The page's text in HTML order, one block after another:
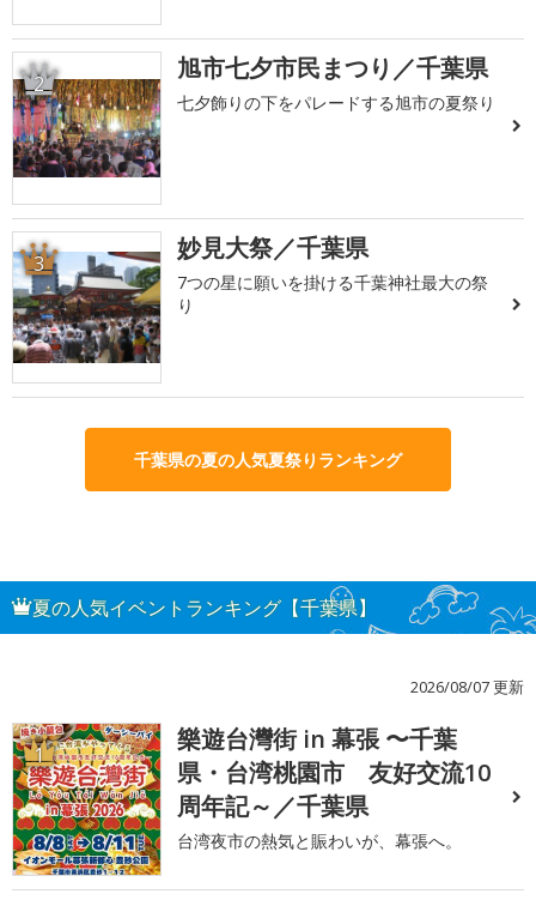
2 旭市七夕市民まつり／千葉県
七夕飾りの下をパレードする旭市の夏祭り
3 妙見大祭／千葉県
7つの星に願いを掛ける千葉神社最大の祭
り
千葉県の夏の人気夏祭りランキング
夏の人気イベントランキング【千葉県】
2026/08/07 更新
1
樂遊台灣街 in 幕張 〜千葉
県・台湾桃園市 友好交流10
周年記～／千葉県
台湾夜市の熱気と賑わいが、幕張へ。